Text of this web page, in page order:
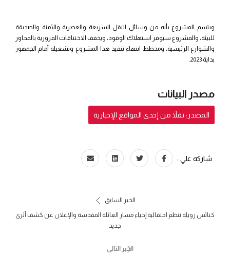
ويتسم المشروع بأنه من وسائل النقل السريعة والعصرية والآمنة والصديقة
للبيئة، والمشروع سيوفر استهلاك الوقود، ويخفف الاختناقات المرورية بالمحاور
والشوارع الرئيسية، ومخطط انتهاء تنفيذ هذا المشروع وتشغيله أمام الجمهور
بداية 2023.
مصدر البيانات
المصدر: نقلاً من إحدى المواقع الإخبارية
شاركه علي :
الخبر السابق
كنائس زويلة تنظم احتفالية إحياء مسار العائلة المقدسة والإعلان عن كشف أثرى
جديد
الخبر التالى